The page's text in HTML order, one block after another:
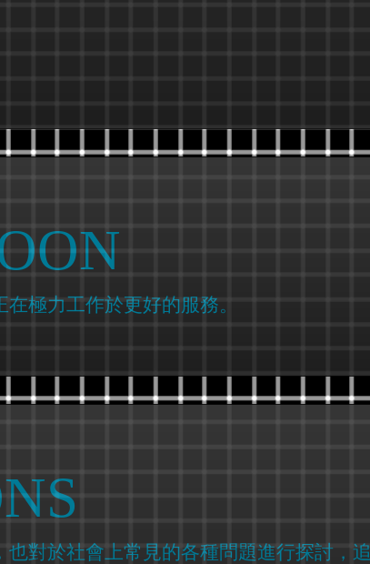
極力工作於更好的服務。
對於社會上常見的各種問題進行探討，追